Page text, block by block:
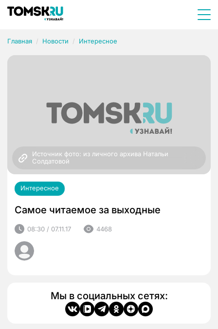
Главная Новости Интересное
Источник фото: из личного архива Натальи
Солдатовой
Интересное
Самое читаемое за выходные
08:30 / 07.11.17 4468
Мы в социальных сетях: